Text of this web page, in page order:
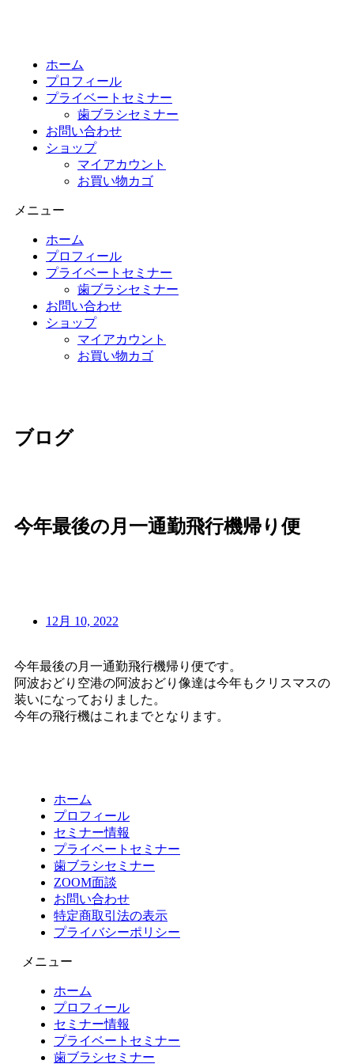
ホーム
プロフィール
プライベートセミナー
歯ブラシセミナー
お問い合わせ
ショップ
マイアカウント
お買い物カゴ
メニュー
ホーム
プロフィール
プライベートセミナー
歯ブラシセミナー
お問い合わせ
ショップ
マイアカウント
お買い物カゴ
ブログ
今年最後の月一通勤飛行機帰り便
12月 10, 2022
今年最後の月一通勤飛行機帰り便です。
阿波おどり空港の阿波おどり像達は今年もクリスマスの
装いになっておりました。
今年の飛行機はこれまでとなります。
ホーム
プロフィール
セミナー情報
プライベートセミナー
歯ブラシセミナー
ZOOM面談
お問い合わせ
特定商取引法の表示
プライバシーポリシー
メニュー
ホーム
プロフィール
セミナー情報
プライベートセミナー
歯ブラシセミナー